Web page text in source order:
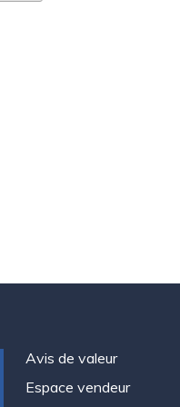
Avis de valeur
Espace vendeur